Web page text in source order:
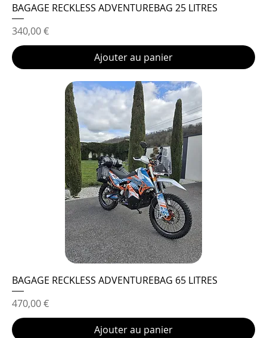
BAGAGE RECKLESS ADVENTUREBAG 25 LITRES
Prix
340,00 €
Ajouter au panier
BAGAGE RECKLESS ADVENTUREBAG 65 LITRES
Prix
470,00 €
Ajouter au panier